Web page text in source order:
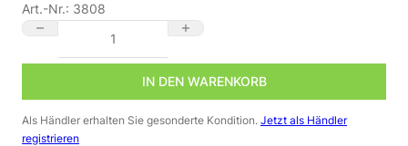
Art.-Nr.: 3808
24V DC Netzteil | 320.16W | 13.34A | IP65 | Mean Well HLG-
IN DEN WARENKORB
Als Händler erhalten Sie gesonderte Kondition. Jetzt als Händler
registrieren